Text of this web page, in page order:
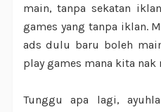
main, tanpa sekatan
games yang tanpa iklan.
ads dulu baru boleh
play games mana kita nak
Tunggu apa lagi,